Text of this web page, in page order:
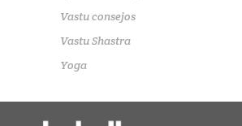
Vastu consejos
Vastu Shastra
Yoga